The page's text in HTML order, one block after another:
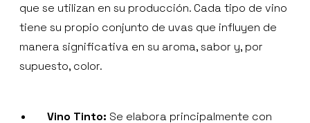
que se utilizan en su producción. Cada tipo de vino
tiene su propio conjunto de uvas que influyen de
manera significativa en su aroma, sabor y, por
supuesto, color.
Vino Tinto: Se elabora principalmente con